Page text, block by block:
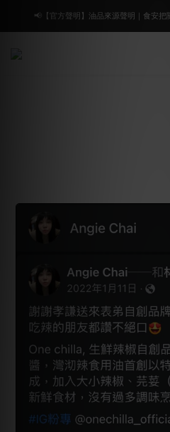
🔥 好評延長7/31止｜凡選購指定「蔥鹽
🔥 好評延長7/31止｜凡選購指定「蔥鹽